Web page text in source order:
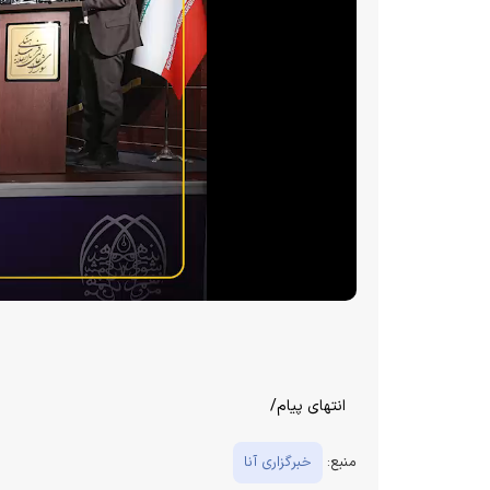
انتهای پیام/
منبع: خبرگزاری آنا